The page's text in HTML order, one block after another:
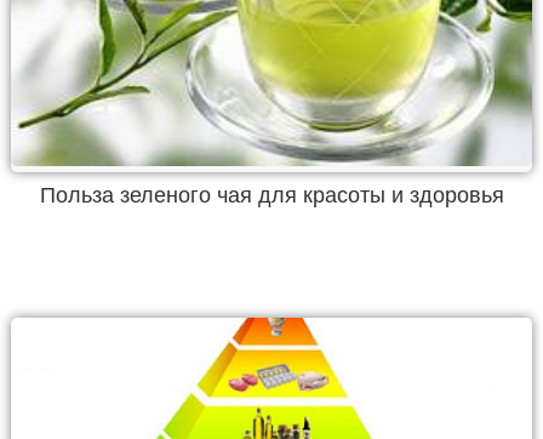
Польза зеленого чая для красоты и здоровья